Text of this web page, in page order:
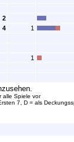
2
4 1
1
alle Spiele vor
7, D = als